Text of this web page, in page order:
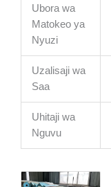
Ubora wa
Matokeo ya
Nyuzi
Uzalisaji wa
Saa
Uhitaji wa
Nguvu